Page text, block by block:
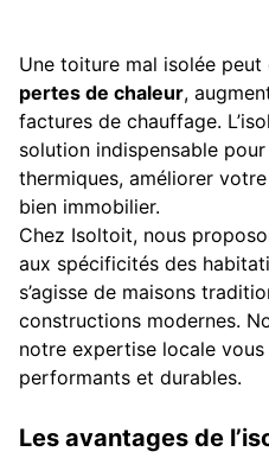
Une toiture mal isolée peut
pertes de chaleur,
factures de chauffage.
solution indispensable
thermiques, améliorer
bien immobilier.
Chez Isoltoit, nous
aux spécificités des
s’agisse de maisons
constructions modernes.
notre expertise locale
performants et durables.
Les avantages de